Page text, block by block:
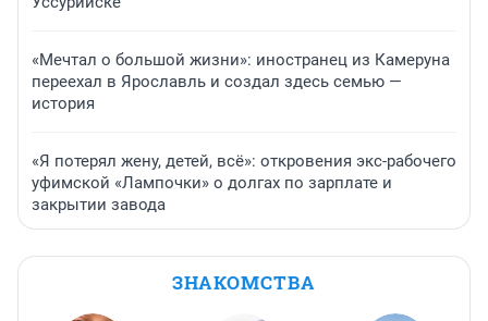
«Мечтал о большой жизни»: иностранец из Камеруна
переехал в Ярославль и создал здесь семью —
история
«Я потерял жену, детей, всё»: откровения экс-рабочего
уфимской «Лампочки» о долгах по зарплате и
закрытии завода
ЗНАКОМСТВА